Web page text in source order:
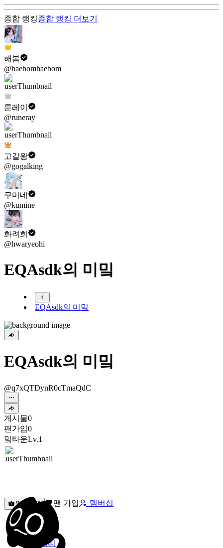
종합 랭킹종합 랭킹 더보기
해봄
@haebomhaebom
룬레이
@runeray
고갈왕
@gogalking
쿠미네
@kumine
화려희
@hwaryeohi
EQAsdk의 미밐
EQAsdk의 미밐
EQAsdk의 미밐
@q7xQTDynR0cTmaQdC
게시물0
팬가입0
밐타운Lv.1
원픽선택 팬 가입 멤버십
밐타운
피드
커뮤니티